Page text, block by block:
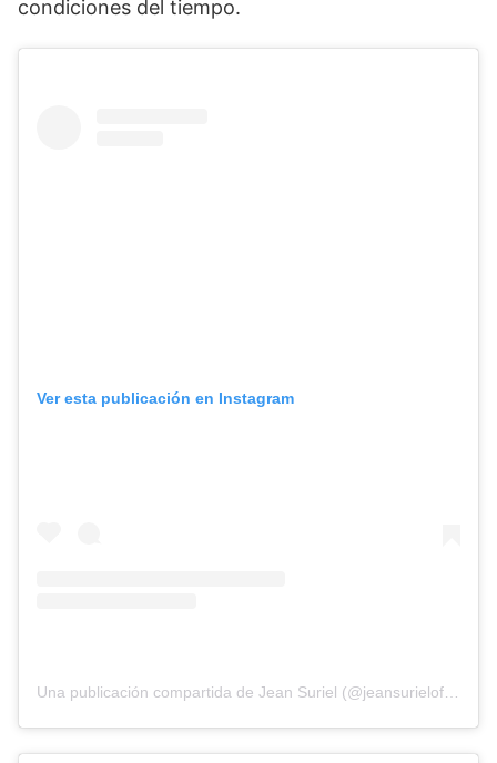
condiciones del tiempo.
Ver esta publicación en Instagram
Una publicación compartida de Jean Suriel (@jeansurieloficialrd)